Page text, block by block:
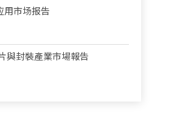
用市场报告
與封裝產業市場報告